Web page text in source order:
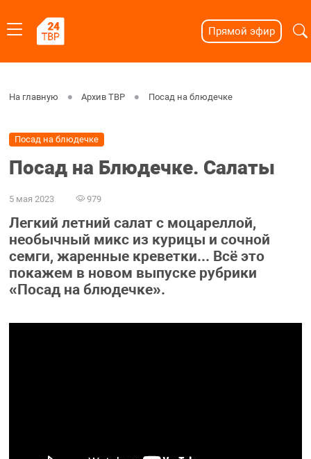
Прямой эфир
На главную Архив ТВР Посад на блюдечке
Посад на блюдечке
Посад на Блюдечке. Салаты
5 мая 2023 979
Легкий летний салат с моцареллой,
необычный микс из курицы и сочной
семги, жаренные креветки... Всё это
покажем в новом выпуске рубрики
«Посад на блюдечке».